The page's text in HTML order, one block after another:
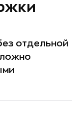
отдельной